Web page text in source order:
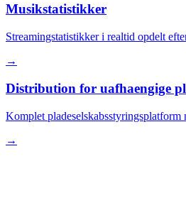
Musikstatistikker
Streamingstatistikker i realtid opdelt
→
Distribution for uafhaengige
Komplet pladeselskabsstyringsplatform
→